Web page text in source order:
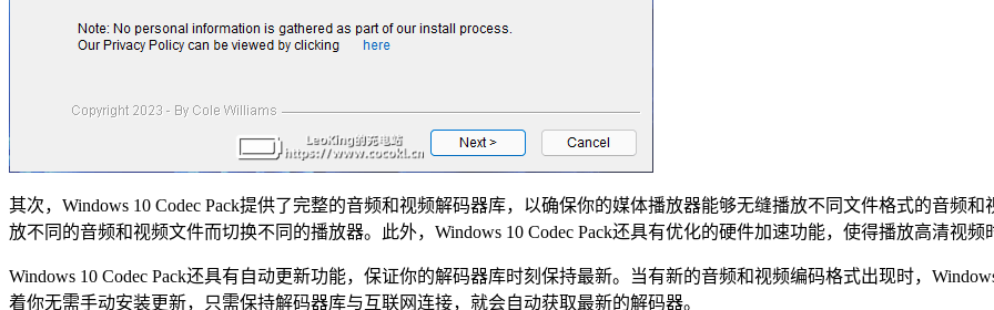
其次，Windows 10 Codec Pack提供了完整的音频和视频解码器库，以确保你的媒体播放器能够无缝播放不同文件格式的音频
放不同的音频和视频文件而切换不同的播放器。此外，Windows 10 Codec Pack还具有优化的硬件加速功能，使得播放高清视频
Windows 10 Codec Pack还具有自动更新功能，保证你的解码器库时刻保持最新。当有新的音频和视频编码格式出现时，
着你无需手动安装更新，只需保持解码器库与互联网连接，就会自动获取最新的解码器。